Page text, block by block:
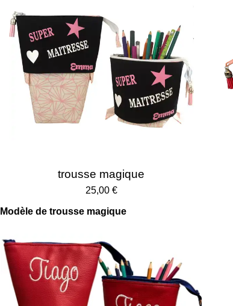
trousse magique
25,00 €
Modèle de trousse magique